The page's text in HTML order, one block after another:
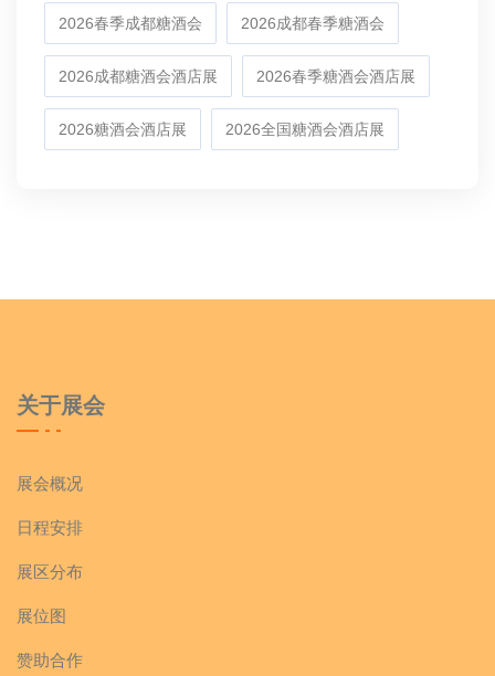
2026春季成都糖酒会 2026成都春季糖酒会
2026成都糖酒会酒店展 2026春季糖酒会酒店展
2026糖酒会酒店展 2026全国糖酒会酒店展
关于展会
展会概况
日程安排
展区分布
展位图
赞助合作